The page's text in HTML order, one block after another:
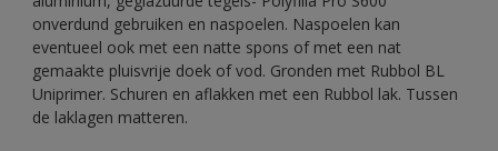
onverdund gebruiken en naspoelen. Naspoelen kan
eventueel ook met een natte spons of met een nat
gemaakte pluisvrije doek of vod. Gronden met Rubbol BL
Uniprimer. Schuren en aflakken met een Rubbol lak. Tussen
de laklagen matteren.